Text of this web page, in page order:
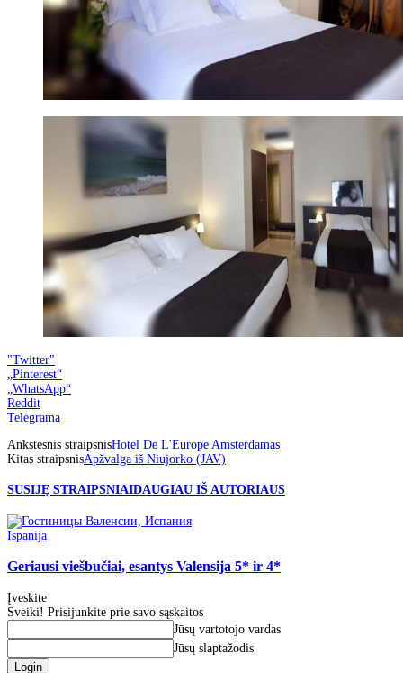
"Twitter"
„Pinterest“
„WhatsApp“
Reddit
Telegrama
Ankstesnis straipsnisHotel De L'Europe Amsterdamas
Kitas straipsnisApžvalga iš Niujorko (JAV)
SUSIJĘ STRAIPSNIAIDAUGIAU IŠ AUTORIAUS
Ispanija
Geriausi viešbučiai, esantys Valensija 5* ir 4*
Įveskite
Sveiki! Prisijunkite prie savo sąskaitos
Jūsų vartotojo vardas
Jūsų slaptažodis